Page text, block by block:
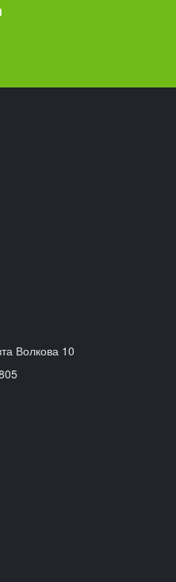
Волкова 10